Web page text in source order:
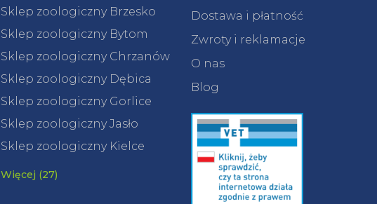
Sklep zoologiczny Brzesko
Sklep zoologiczny Bytom
Sklep zoologiczny Chrzanów
Sklep zoologiczny Dębica
Sklep zoologiczny Gorlice
Sklep zoologiczny Jasło
Sklep zoologiczny Kielce
Więcej (27)
Dostawa i płatność
Zwroty i reklamacje
O nas
Blog